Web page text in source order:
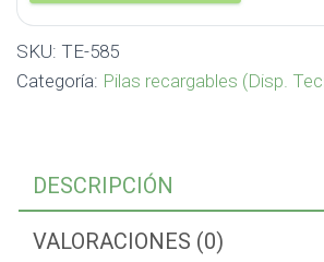
SKU: TE-585
Categoría: Pilas recargables (Disp.
DESCRIPCIÓN
VALORACIONES (0)